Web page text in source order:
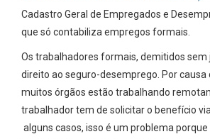
Cadastro Geral de Empregados e
que só contabiliza empregos formais.
Os trabalhadores formais, demitidos sem
direito ao seguro-desemprego. Por causa
muitos órgãos estão trabalhando
trabalhador tem de solicitar o benefício
alguns casos, isso é um problema